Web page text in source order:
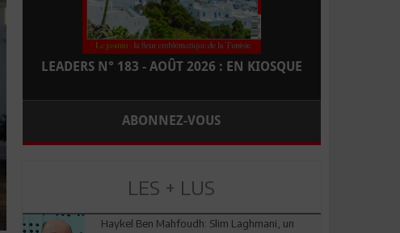
LEADERS N° 183 - AOÛT 2026 : EN KIOSQUE
ABONNEZ-VOUS
LES + LUS
Haykel Ben Mahfoudh: Slim Laghmani, un